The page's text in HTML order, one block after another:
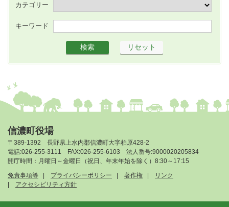
カテゴリー
キーワード
信濃町役場
〒389-1392 長野県上水内郡信濃町大字柏原428-2
電話:026-255-3111 FAX:026-255-6103 法人番号:9000020205834
開庁時間：月曜日～金曜日（祝日、年末年始を除く）8:30～17:15
免責事項等
プライバシーポリシー 著作権
リンク
アクセシビリティ方針